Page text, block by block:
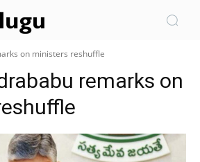
on ministers reshuffle
remarks on